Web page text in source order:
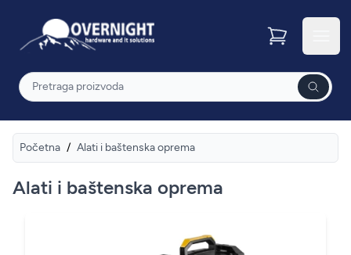
Overnight
Pretraga
Početna / Alati i baštenska oprema
Alati i baštenska oprema